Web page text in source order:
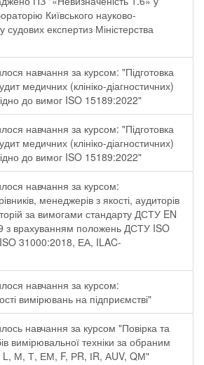
Київського науково-
судових експертиз Міністерства
навчання за курсом: "Підготовка
медичних (клініко-діагностичних)
до вимог ISO 15189:2022"
навчання за курсом: "Підготовка
медичних (клініко-діагностичних)
до вимог ISO 15189:2022"
навчання за курсом:
менеджерів з якості, аудиторів
за вимогами стандарту ДСТУ EN
з врахуванням положень ДСТУ ISO
31000:2018, ЕА, ILAC-
навчання за курсом:
вимірювань на підприємстві"
навчання за курсом "Повірка та
вимірювальної техніки за обраним
L, М, Т, ЕМ, F, РR, ІR, АUV, QМ"